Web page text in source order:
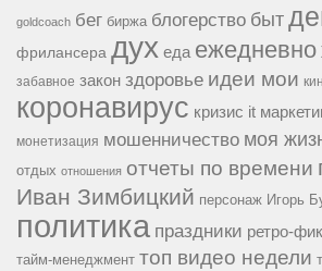
goldcoach бег биржа блогерство быт
фрилансера дух еда ежедневно
забавное закон здоровье идеи мои
коронавирус кризис it
монетизация мошенничество моя
отдых отношения отчеты по времени
Иван Зимбицкий персонаж Игорь
политика праздники ретро-
тайм-менеджмент топ видео недели